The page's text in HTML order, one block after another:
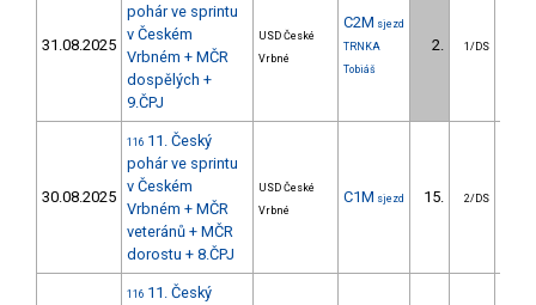
31.08.2025
pohár ve sprintu
v Českém
Vrbném + MČR
dospělých +
9.ČPJ
USD České
Vrbné
C2M sjezd
TRNKA
Tobiáš
2. 1/DS
30.08.2025
116 11. Český
pohár ve sprintu
v Českém
Vrbném + MČR
veteránů + MČR
dorostu + 8.ČPJ
USD České
Vrbné
C1M sjezd 15. 2/DS
116 11. Český